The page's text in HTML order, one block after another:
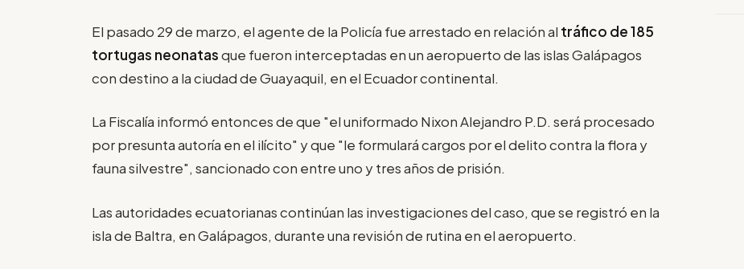
El pasado 29 de marzo, el agente de la Policía fue arrestado en relación al tráfico de 185
tortugas neonatasque fueron interceptadas en un aeropuerto de las islas Galápagos
con destino a la ciudad de Guayaquil, en el Ecuador continental.
La Fiscalía informó entonces de que "el uniformado Nixon Alejandro P.D. será procesado
por presunta autoría en el ilícito" y que "le formulará cargos por el delito contra la flora y
fauna silvestre", sancionado con entre uno y tres años de prisión.
Las autoridades ecuatorianas continúan las investigaciones del caso, que se registró en la
isla de Baltra, en Galápagos, durante una revisión de rutina en el aeropuerto.